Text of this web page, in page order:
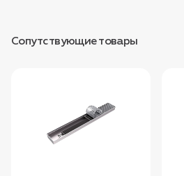
Сопутствующие товары